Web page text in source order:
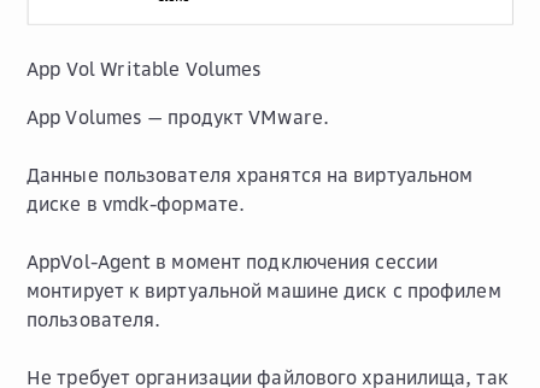
App Vol Writable Volumes
App Volumes — продукт VMware.
Данные пользователя хранятся на виртуальном
диске в vmdk-формате.
AppVol-Agent в момент подключения сессии
монтирует к виртуальной машине диск с профилем
пользователя.
Не требует организации файлового хранилища, так